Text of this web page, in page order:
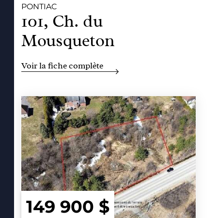
PONTIAC
101, Ch. du
Mousqueton
Voir la fiche complète
149 900 $